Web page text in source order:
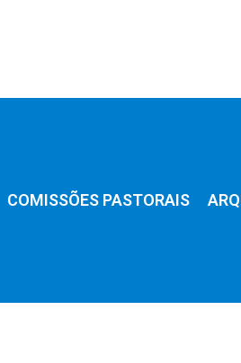
COMISSÕES PASTORAIS